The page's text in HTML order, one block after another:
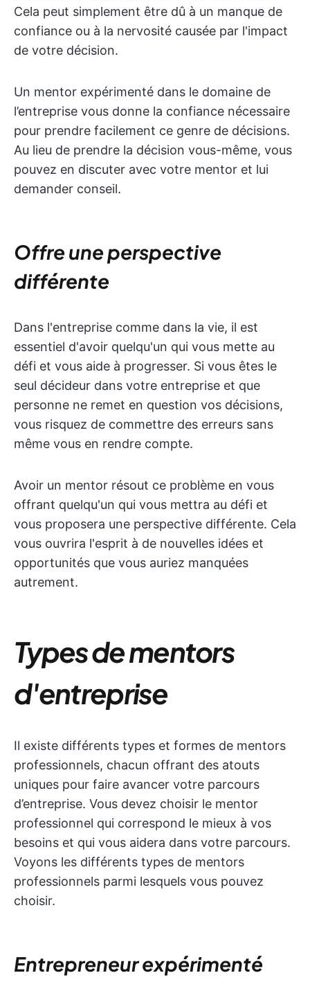
Cela peut simplement être dû à un manque de
confiance ou à la nervosité causée par l'impact
de votre décision.
Un mentor expérimenté dans le domaine de
l’entreprise vous donne la confiance nécessaire
pour prendre facilement ce genre de décisions.
Au lieu de prendre la décision vous-même, vous
pouvez en discuter avec votre mentor et lui
demander conseil.
Offre une perspective
différente
Dans l'entreprise comme dans la vie, il est
essentiel d'avoir quelqu'un qui vous mette au
défi et vous aide à progresser. Si vous êtes le
seul décideur dans votre entreprise et que
personne ne remet en question vos décisions,
vous risquez de commettre des erreurs sans
même vous en rendre compte.
Avoir un mentor résout ce problème en vous
offrant quelqu'un qui vous mettra au défi et
vous proposera une perspective différente. Cela
vous ouvrira l'esprit à de nouvelles idées et
opportunités que vous auriez manquées
autrement.
Types de mentors
d'entreprise
Il existe différents types et formes de mentors
professionnels, chacun offrant des atouts
uniques pour faire avancer votre parcours
d’entreprise. Vous devez choisir le mentor
professionnel qui correspond le mieux à vos
besoins et qui vous aidera dans votre parcours.
Voyons les différents types de mentors
professionnels parmi lesquels vous pouvez
choisir.
Entrepreneur expérimenté